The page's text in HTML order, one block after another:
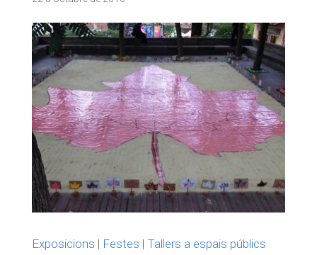
Exposicions | Festes | Tallers a espais públics